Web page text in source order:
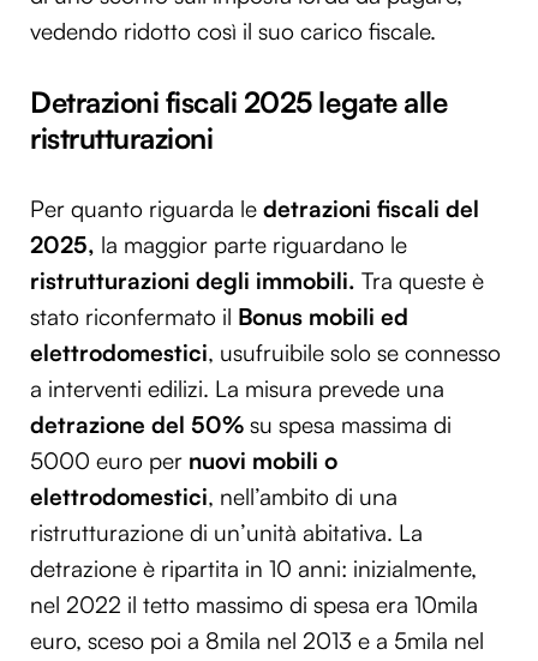
vedendo ridotto così il suo carico fiscale.
Detrazioni fiscali 2025 legate alle
ristrutturazioni
Per quanto riguarda le detrazioni fiscali del
2025, la maggior parte riguardano le
ristrutturazioni degli immobili. Tra queste è
stato riconfermato il Bonus mobili ed
elettrodomestici, usufruibile solo se connesso
a interventi edilizi. La misura prevede una
detrazione del 50% su spesa massima di
5000 euro per nuovi mobili o
elettrodomestici, nell’ambito di una
ristrutturazione di un’unità abitativa. La
detrazione è ripartita in 10 anni: inizialmente,
nel 2022 il tetto massimo di spesa era 10mila
euro, sceso poi a 8mila nel 2013 e a 5mila nel